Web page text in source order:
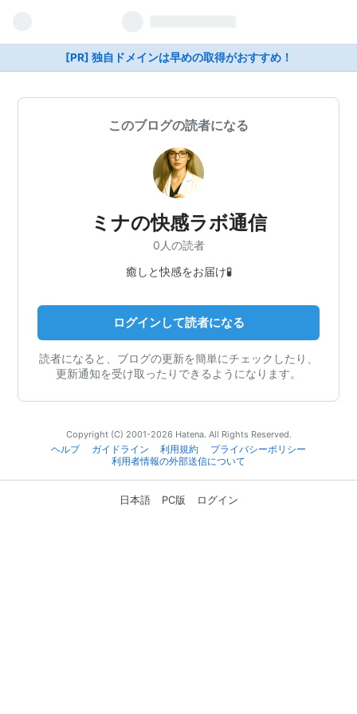
[PR] 独自ドメインは早めの取得がおすすめ！
このブログの読者になる
ミナの快感ラボ通信
0人の読者
癒しと快感をお届け🧪
ログインして読者になる
読者になると、ブログの更新を簡単にチェックしたり、
更新通知を受け取ったりできるようになります。
Copyright (C) 2001-2026 Hatena. All Rights Reserved.
ヘルプ
ガイドライン 利用規約
プライバシーポリシー
利用者情報の外部送信について
日本語 PC版 ログイン